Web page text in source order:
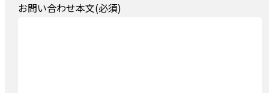
お問い合わせ本文(必須)